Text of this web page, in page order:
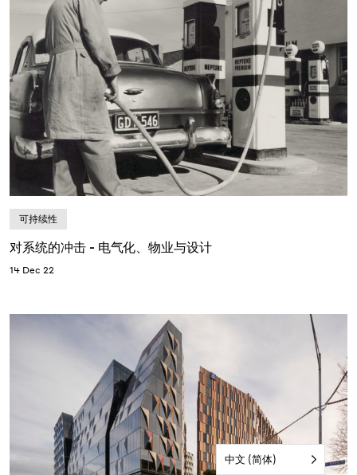
可持续性
对系统的冲击 - 电气化、物业与设计
14 Dec 22
中文 (简体)